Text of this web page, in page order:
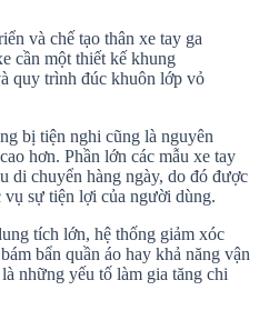
và chế tạo thân xe tay ga
cần một thiết kế khung
quy trình đúc khuôn lớp vỏ
bị tiện nghi cũng là nguyên
hơn. Phần lớn các mẫu xe tay
di chuyển hàng ngày, do đó được
sự tiện lợi của người dùng.
tích lớn, hệ thống giảm xóc
bẩn quần áo hay khả năng vận
những yếu tố làm gia tăng chi